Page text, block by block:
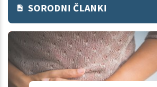
SORODNI ČLANKI